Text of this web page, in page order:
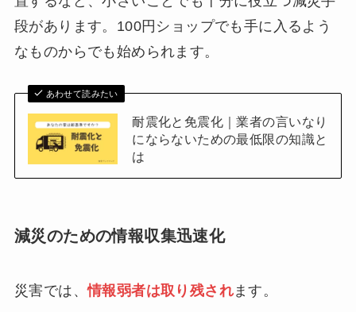
段があります。100円ショップでも手に入るよう
なものからでも始められます。
あわせて読みたい
耐震化と免震化｜業者の言いなり
にならないための最低限の知識と
は
減災のための情報収集迅速化
災害では、情報弱者は取り残されます。